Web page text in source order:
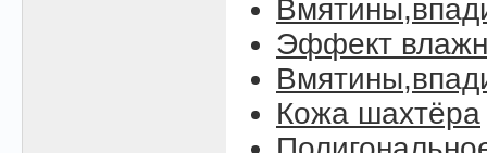
Эффект
Кожа шахтёра